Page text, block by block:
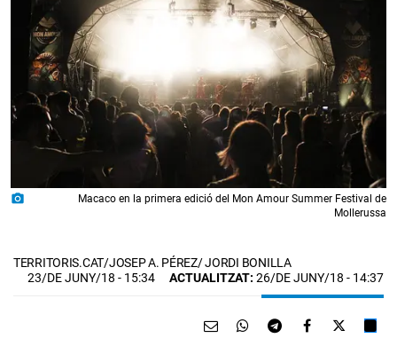
photo_camera
Macaco en la primera edició del Mon Amour Summer Festival de
Mollerussa
TERRITORIS.CAT/JOSEP A. PÉREZ/ JORDI BONILLA
23/DE JUNY/18 - 15:34 ACTUALITZAT: 26/DE JUNY/18 - 14:37